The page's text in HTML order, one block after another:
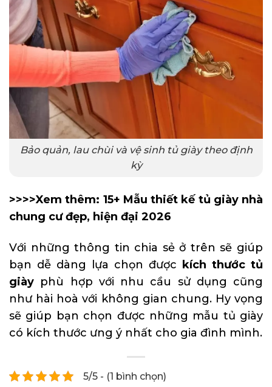
Bảo quản, lau chùi và vệ sinh tủ giày theo định
kỳ
>>>>Xem thêm: 15+ Mẫu thiết kế tủ giày nhà
chung cư đẹp, hiện đại 2026
Với những thông tin chia sẻ ở trên sẽ giúp
bạn dễ dàng lựa chọn được kích thước tủ
giày phù hợp với nhu cầu sử dụng cũng
như hài hoà với không gian chung. Hy vọng
sẽ giúp bạn chọn được những mẫu tủ giày
có kích thước ưng ý nhất cho gia đình mình.
5/5 - (1 bình chọn)